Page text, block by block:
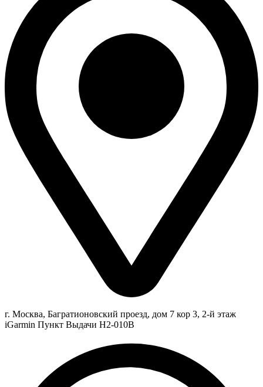
г. Москва, Багратионовский проезд, дом 7 кор 3, 2-й этаж
iGarmin Пункт Выдачи Н2-010В